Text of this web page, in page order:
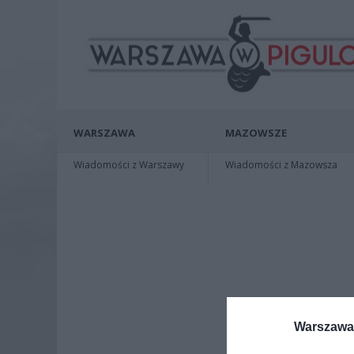
WARSZAWA
Wiadomości z Warszawy
MAZOWSZE
Wiadomości z Mazowsza